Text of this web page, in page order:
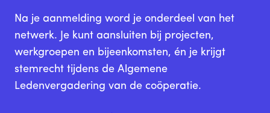
Na je aanmelding word je onderdeel van het
netwerk. Je kunt aansluiten bij projecten,
werkgroepen en bijeenkomsten, én je krijgt
stemrecht tijdens de Algemene
Ledenvergadering van de coöperatie.